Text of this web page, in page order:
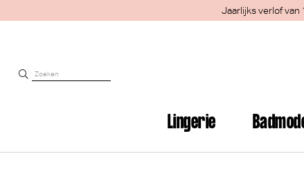
Jaarlijks verlof
Lingerie